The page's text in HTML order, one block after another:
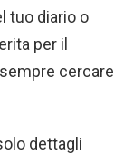
tuo diario o
per il
cercare
dettagli